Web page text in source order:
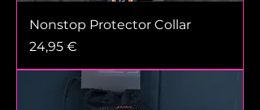
Nonstop Protector Collar
Prix
24,95 €